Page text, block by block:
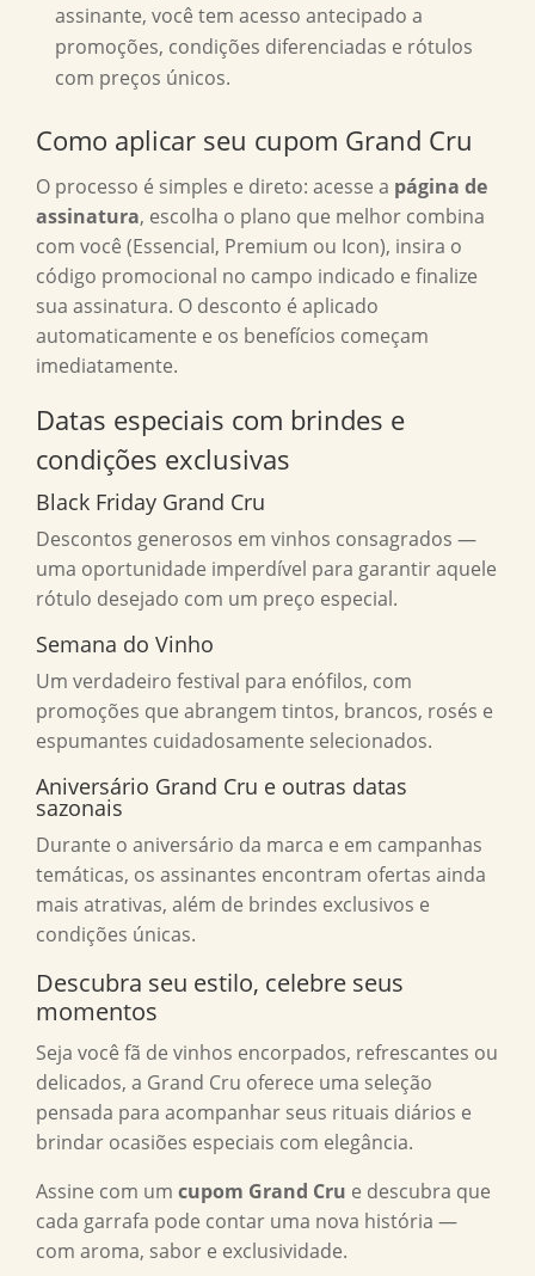
assinante, você tem acesso antecipado a
promoções, condições diferenciadas e rótulos
com preços únicos.
Como aplicar seu cupom Grand Cru
O processo é simples e direto: acesse a página de
assinatura, escolha o plano que melhor combina
com você (Essencial, Premium ou Icon), insira o
código promocional no campo indicado e finalize
sua assinatura. O desconto é aplicado
automaticamente e os benefícios começam
imediatamente.
Datas especiais com brindes e
condições exclusivas
Black Friday Grand Cru
Descontos generosos em vinhos consagrados —
uma oportunidade imperdível para garantir aquele
rótulo desejado com um preço especial.
Semana do Vinho
Um verdadeiro festival para enófilos, com
promoções que abrangem tintos, brancos, rosés e
espumantes cuidadosamente selecionados.
Aniversário Grand Cru e outras datas
sazonais
Durante o aniversário da marca e em campanhas
temáticas, os assinantes encontram ofertas ainda
mais atrativas, além de brindes exclusivos e
condições únicas.
Descubra seu estilo, celebre seus
momentos
Seja você fã de vinhos encorpados, refrescantes ou
delicados, a Grand Cru oferece uma seleção
pensada para acompanhar seus rituais diários e
brindar ocasiões especiais com elegância.
Assine com um cupom Grand Cru e descubra que
cada garrafa pode contar uma nova história —
com aroma, sabor e exclusividade.